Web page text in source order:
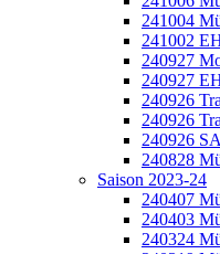
241004
241002
240927
240927
240926
240926
240926
240828
Saison 2023-24
240407
240403
240324